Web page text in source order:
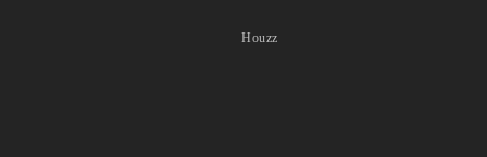
Houzz